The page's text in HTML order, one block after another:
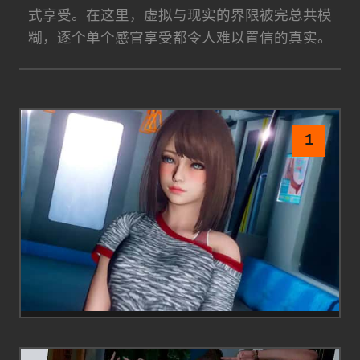
式享受。在这里，虚拟与现实的界限被完总共模
糊，逐个单个感官享受都令人难以置信的真实。
1